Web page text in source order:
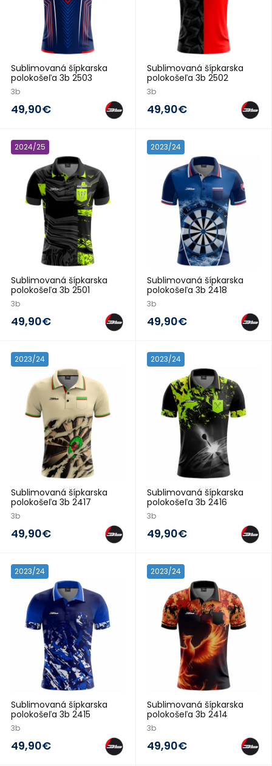
Sublimovaná šípkarska
polokošeľa 3b 2503
3b
49,90€
Sublimovaná šípkarska
polokošeľa 3b 2502
3b
49,90€
2024/25
Sublimovaná šípkarska
polokošeľa 3b 2501
3b
49,90€
2023/24
Sublimovaná šípkarska
polokošeľa 3b 2418
3b
49,90€
2023/24
Sublimovaná šípkarska
polokošeľa 3b 2417
3b
49,90€
2023/24
Sublimovaná šípkarska
polokošeľa 3b 2416
3b
49,90€
2023/24
Sublimovaná šípkarska
polokošeľa 3b 2415
3b
49,90€
2023/24
Sublimovaná šípkarska
polokošeľa 3b 2414
3b
49,90€